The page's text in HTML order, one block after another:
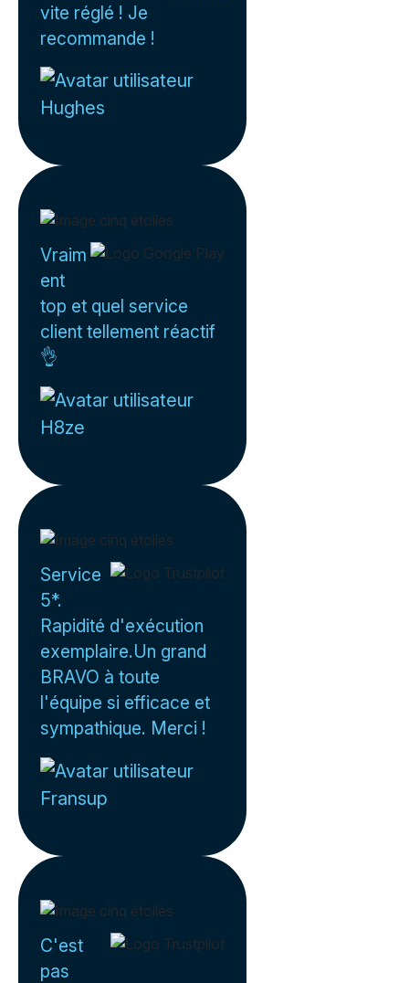
vite réglé ! Je
recommande !
Hughes
Vraim
ent
top et quel service
client tellement réactif
👌
H8ze
Service
5*.
Rapidité d'exécution
exemplaire.Un grand
BRAVO à toute
l'équipe si efficace et
sympathique. Merci !
Fransup
C'est
pas